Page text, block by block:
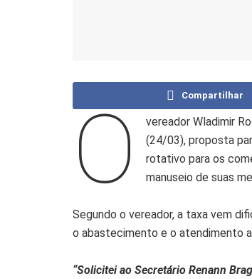
Compartilhar
O
vereador Wladimir
(24/03), proposta
rotativo para os
manuseio de suas
Segundo o vereador, a taxa vem
o abastecimento e o atendimento
“Solicitei ao Secretário Renann